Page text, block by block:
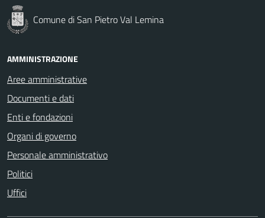
Comune di San Pietro Val Lemina
AMMINISTRAZIONE
Aree amministrative
Documenti e dati
Enti e fondazioni
Organi di governo
Personale amministrativo
Politici
Uffici